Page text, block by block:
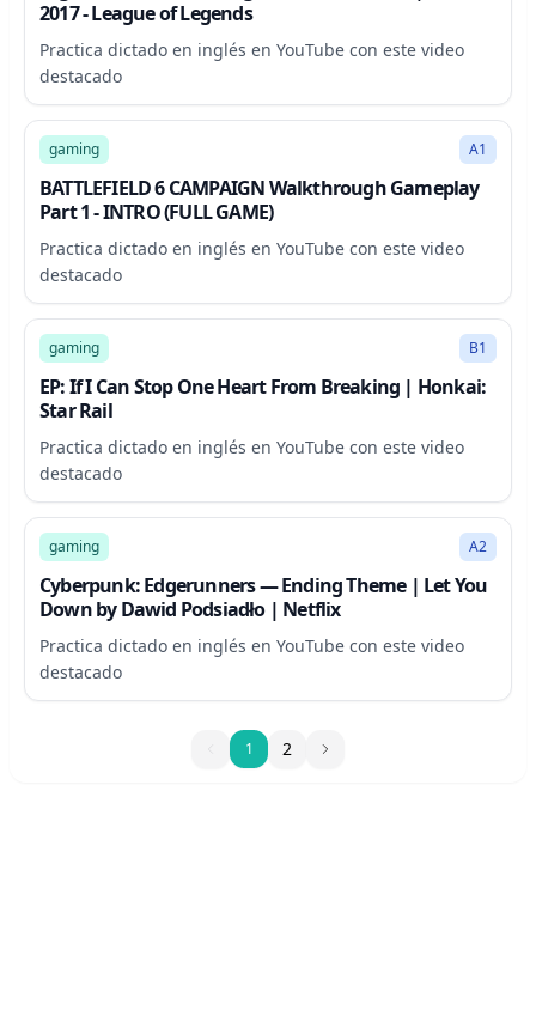
2017 - League of Legends
Practica dictado en inglés en YouTube con este video
destacado
83:54
gaming A1
BATTLEFIELD 6 CAMPAIGN Walkthrough Gameplay
Part 1 - INTRO (FULL GAME)
Practica dictado en inglés en YouTube con este video
destacado
3:25
gaming B1
EP: If I Can Stop One Heart From Breaking | Honkai:
Star Rail
Practica dictado en inglés en YouTube con este video
destacado
4:43
gaming A2
Cyberpunk: Edgerunners — Ending Theme | Let You
Down by Dawid Podsiadło | Netflix
Practica dictado en inglés en YouTube con este video
destacado
11 2